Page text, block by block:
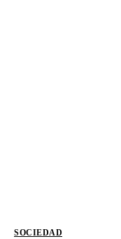
SOCIEDAD